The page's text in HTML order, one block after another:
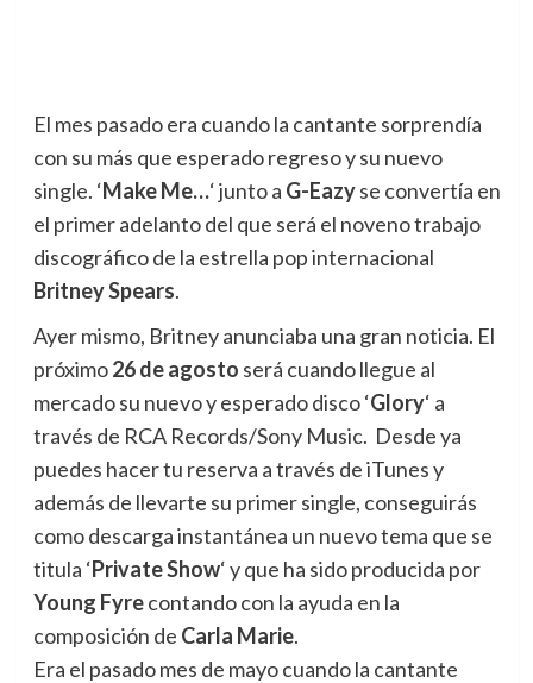
El mes pasado era cuando la cantante sorprendía
con su más que esperado regreso y su nuevo
single. ‘Make Me…‘ junto a G-Eazyse convertía en
el primer adelanto del que será el noveno trabajo
discográfico de la estrella pop internacional
Britney Spears.
Ayer mismo, Britney anunciaba una gran noticia. El
próximo26 de agosto será cuando llegue al
mercado su nuevo y esperado disco ‘Glory‘ a
través de RCA Records/Sony Music. Desde ya
puedes hacer tu reserva a través de iTunes y
además de llevarte su primer single, conseguirás
como descarga instantánea un nuevo tema que se
titula ‘Private Show‘ y que ha sido producida por
Young Fyrecontando con la ayuda en la
composición de Carla Marie.
Era el pasado mes de mayo cuando la cantante